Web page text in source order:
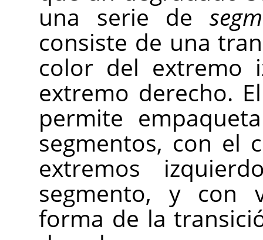
una serie de
consiste de una
color del extremo
extremo derecho.
permite
segmentos, con el
extremos
segmento, y con
forma de la